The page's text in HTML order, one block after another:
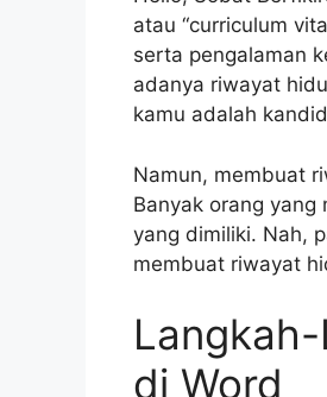
atau “curriculum
serta pengalaman
adanya riwayat
kamu adalah
Namun, membuat
Banyak orang
yang dimiliki. Nah,
membuat riwayat
di Word